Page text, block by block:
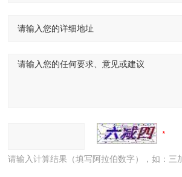
请输入计算结果（填写阿拉伯数字），如：三